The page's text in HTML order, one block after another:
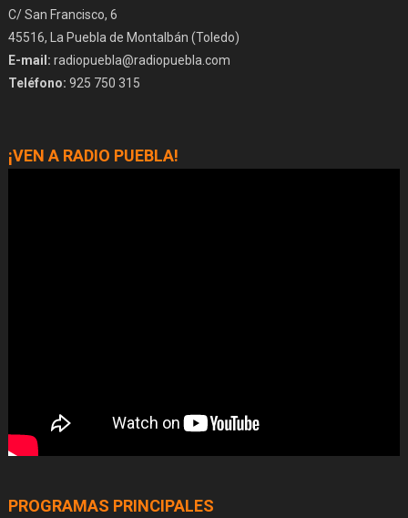
C/ San Francisco, 6
45516, La Puebla de Montalbán (Toledo)
E-mail: radiopuebla@radiopuebla.com
Teléfono: 925 750 315
¡VEN A RADIO PUEBLA!
PROGRAMAS PRINCIPALES